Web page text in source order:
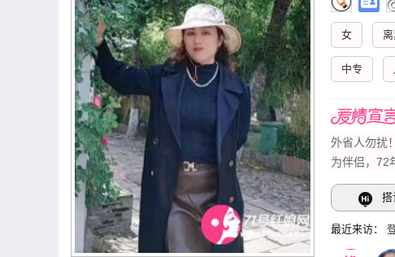
女
中专
外省人勿扰
为伴侣，72
搭
最近来访：